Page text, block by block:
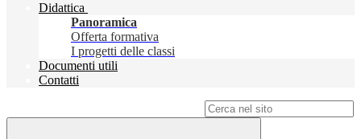
Didattica
Panoramica
Offerta formativa
I progetti delle classi
Documenti utili
Contatti